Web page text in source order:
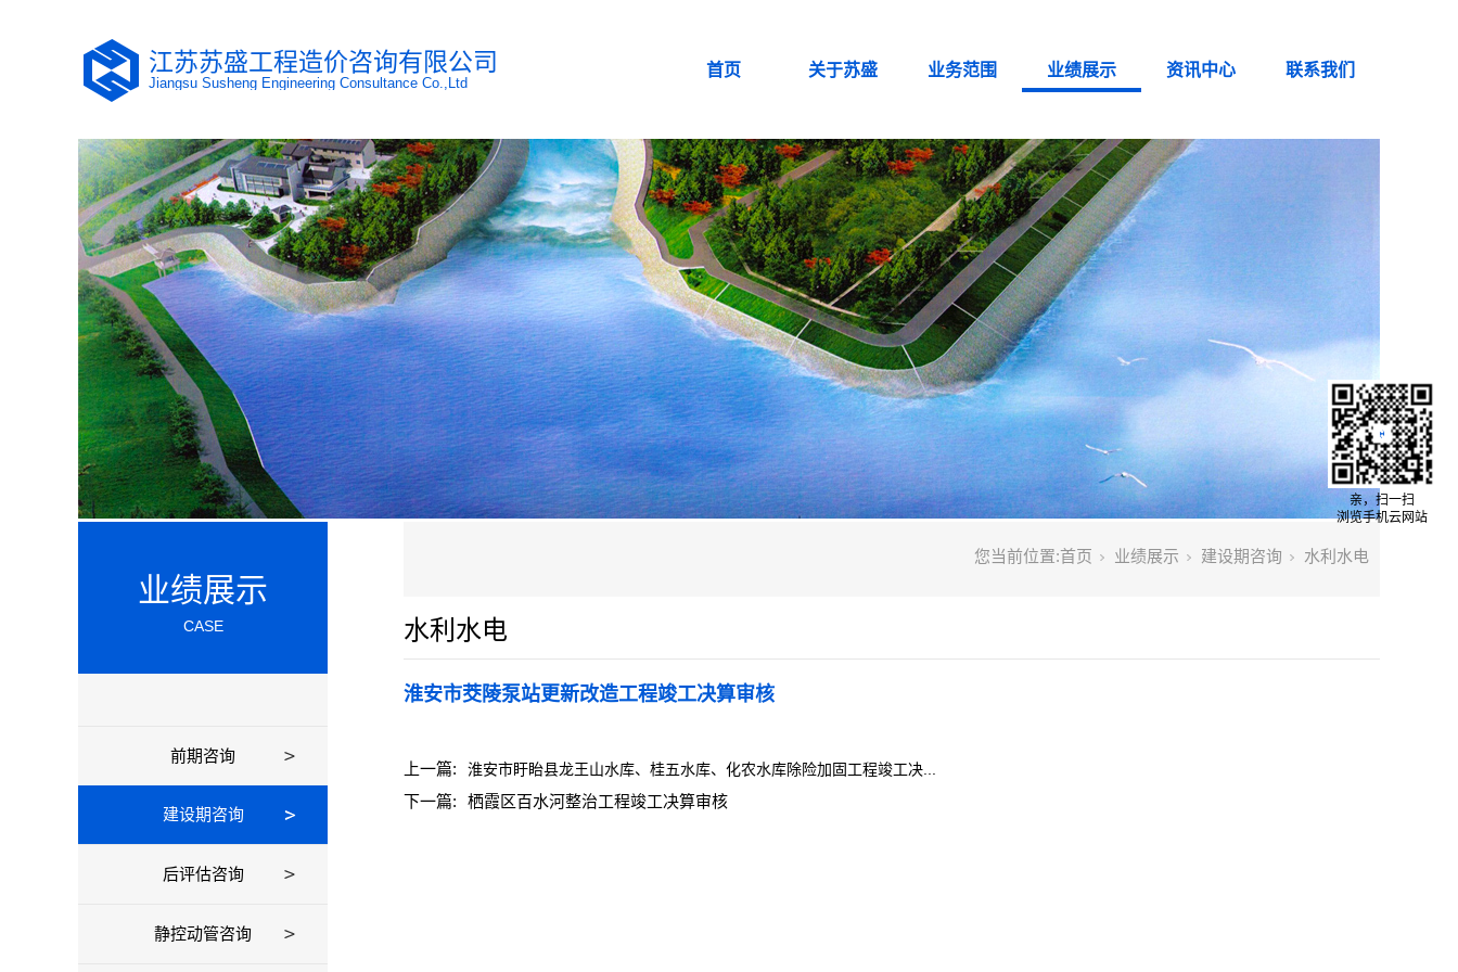
江苏苏盛工程造价咨询有限公司
Jiangsu Susheng Engineering Consultance Co.,Ltd
首页 关于苏盛 业务范围 业绩展示 资讯中心 联系我们
业绩展示
CASE
前期咨询
建设期咨询
后评估咨询
静控动管咨询
您当前位置:首页 业绩展示 建设期咨询 水利水电
水利水电
淮安市茭陵泵站更新改造工程竣工决算审核
上一篇: 淮安市盱眙县龙王山水库、桂五水库、化农水库除险加固工程竣工决...
下一篇: 栖霞区百水河整治工程竣工决算审核
亲，扫一扫
浏览手机云网站